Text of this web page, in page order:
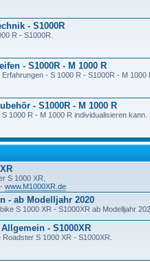
- S1000R
R - S1000R.
- S1000R - M 1000 R
- S 1000 R - S1000R - M 1000
- S1000R - M 1000 R
1000 R - M 1000 R individualisieren kann.
S 1000 XR,
www.M1000XR.de
- ab Modelljahr 2020
S 1000 XR - S1000XR ab Modelljahr
- S1000XR
S 1000 XR - S1000XR.